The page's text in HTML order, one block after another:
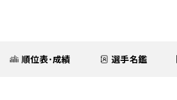
順位表･成績 選手名鑑